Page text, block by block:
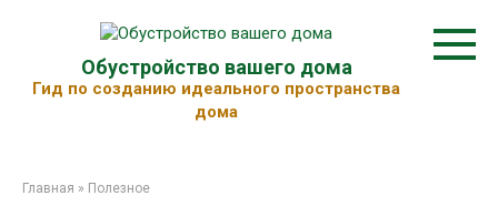
Обустройство вашего дома
Гид по созданию идеального пространства
дома
Главная » Полезное